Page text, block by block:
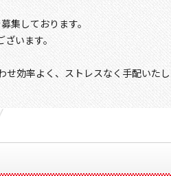
集しております。
います。
せ効率よく、ストレスなく手配いたし